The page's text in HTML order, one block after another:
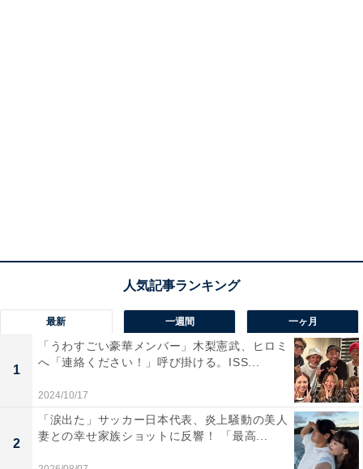
最新 一週間 一ヶ月
1
「うわすごい豪華メンバー」木梨憲武、ヒロミ
へ「連絡ください！」呼び掛ける。ISS...
2024/10/17
2
「涙出た」サッカー日本代表、炎上騒動の美人
妻との幸せ家族ショットに反響！ 「最高...